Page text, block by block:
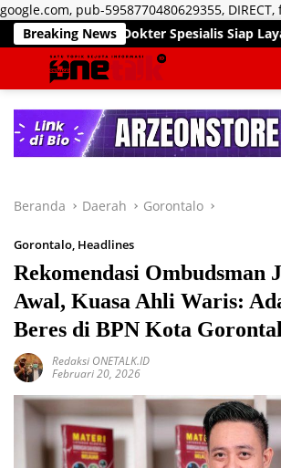
google.com, pub-5958770480629355,
Breaking News
Pekan, Dokter Spesialis Siap Layani
Beranda Daerah Gorontalo
Gorontalo, Headlines
Rekomendasi Ombudsman
Awal, Kuasa Ahli Waris:
Beres di BPN Kota
Redaksi ONETALK.ID
Februari 20, 2026